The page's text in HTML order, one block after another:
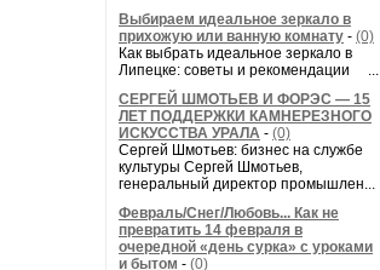
Выбираем идеальное зеркало в
прихожую или ванную комнату - (0)
Как выбрать идеальное зеркало в
Липецке: советы и рекомендации ...
СЕРГЕЙ ШМОТЬЕВ И ФОРЭС — 15
ЛЕТ ПОДДЕРЖКИ КАМНЕРЕЗНОГО
ИСКУССТВА УРАЛА - (0)
Сергей Шмотьев: бизнес на службе
культуры Сергей Шмотьев,
генеральный директор промышлен...
Февраль/Снег/Любовь... Как не
превратить 14 февраля в
очередной «день сурка» с уроками
и бытом - (0)